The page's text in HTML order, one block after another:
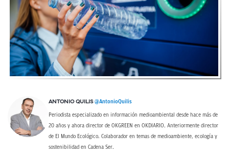
ANTONIO QUILIS @AntonioQuilis
Periodista especializado en información medioambiental desde hace más de
20 años y ahora director de OKGREEN en OKDIARIO. Anteriormente director
de El Mundo Ecológico. Colaborador en temas de medioambiente, ecología y
sostenibilidad en Cadena Ser.